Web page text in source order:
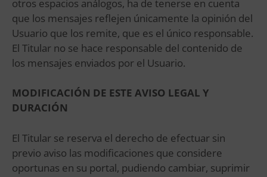
otros espacios análogos, ha de tenerse en cuenta
que los mensajes reflejen únicamente la opinión del
Usuario que los remite, que es el único responsable.
El Titular no se hace responsable del contenido de
los mensajes enviados por el Usuario.
MODIFICACIÓN DE ESTE AVISO LEGAL Y
DURACIÓN
El Titular se reserva el derecho de efectuar sin
previo aviso las modificaciones que considere
oportunas en su portal, pudiendo cambiar, suprimir